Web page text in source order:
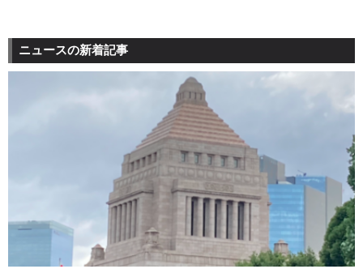
ニュースの新着記事